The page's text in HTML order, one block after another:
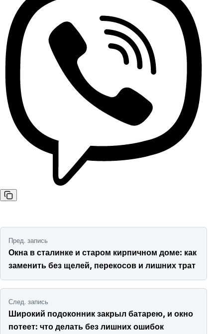
Навигация по записям
Пред. запись
Окна в сталинке и старом кирпичном доме: как
заменить без щелей, перекосов и лишних трат
След. запись
Широкий подоконник закрыл батарею, и окно
потеет: что делать без лишних ошибок